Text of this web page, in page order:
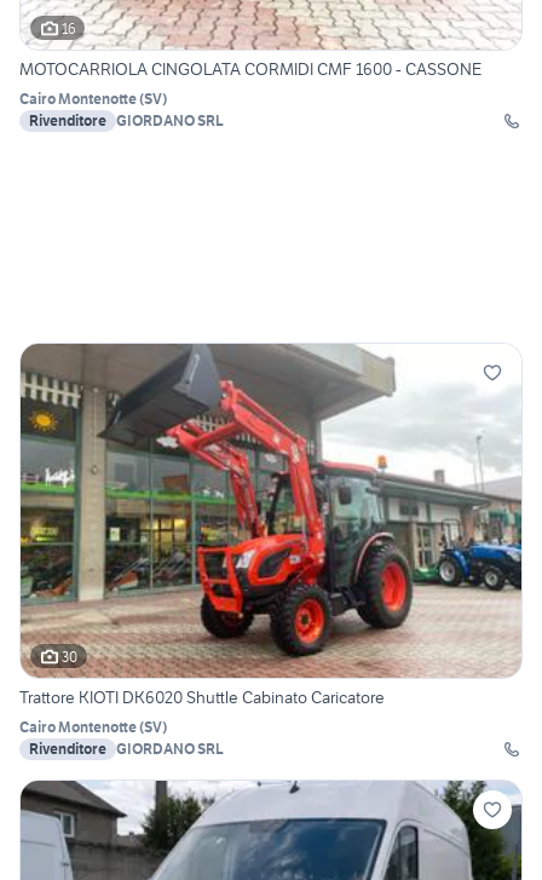
16
MOTOCARRIOLA CINGOLATA CORMIDI CMF 1600 - CASSONE
Cairo Montenotte(SV)
Rivenditore GIORDANO SRL
30
Trattore KIOTI DK6020 Shuttle Cabinato Caricatore
Cairo Montenotte(SV)
Rivenditore GIORDANO SRL